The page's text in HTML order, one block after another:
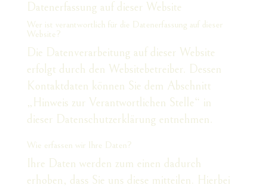
Datenerfassung auf dieser Website
Wer ist verantwortlich für die Datenerfassung auf dieser
Website?
Die Datenverarbeitung auf dieser Website
erfolgt durch den Websitebetreiber. Dessen
Kontaktdaten können Sie dem Abschnitt
„Hinweis zur Verantwortlichen Stelle“ in
dieser Datenschutzerklärung entnehmen.
Wie erfassen wir Ihre Daten?
Ihre Daten werden zum einen dadurch
erhoben, dass Sie uns diese mitteilen. Hierbei